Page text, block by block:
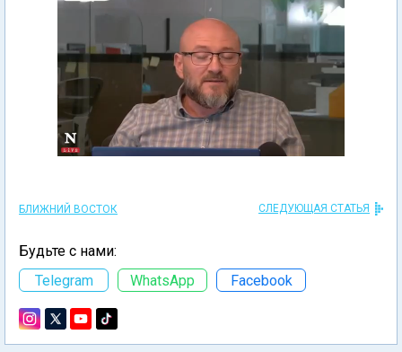
БЛИЖНИЙ ВОСТОК СЛЕДУЮЩАЯ СТАТЬЯ
Будьте с нами:
Telegram
WhatsApp Facebook